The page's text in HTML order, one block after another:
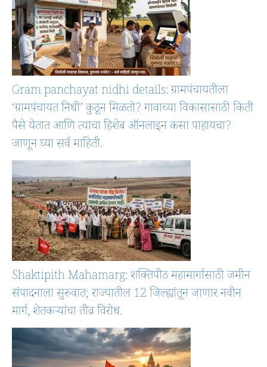
Gram panchayat nidhi details: ग्रामपंचायतीला
‘ग्रामपंचायत निधी’ कुठून मिळतो? गावाच्या विकासासाठी किती
पैसे येतात आणि त्याचा हिशेब ऑनलाइन कसा पाहायचा?
जाणून घ्या सर्व माहिती.
Shaktipith Mahamarg: शक्तिपीठ महामार्गासाठी जमीन
संपादनाला सुरुवात; राज्यातील 12 जिल्ह्यांतून जाणार नवीन
मार्ग, शेतकऱ्यांचा तीव्र विरोध.